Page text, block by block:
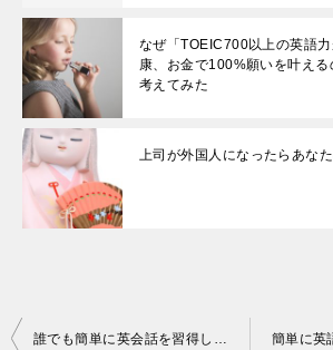
なぜ「TOEIC700以上の英語
康、お金で100%願いを叶える
考えてみた
上司が外国人になったらあな
投
誰でも簡単に英会話を習得して、外国人の友達を作る方法 簡単に英